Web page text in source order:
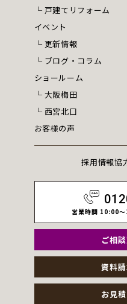
戸建てリフォーム
イベント
更新情報
ブログ・コラム
ショールーム
大阪梅田
西宮北口
お客様の声
採用情報協
営業時間 10:00～
ご相
資料
お見